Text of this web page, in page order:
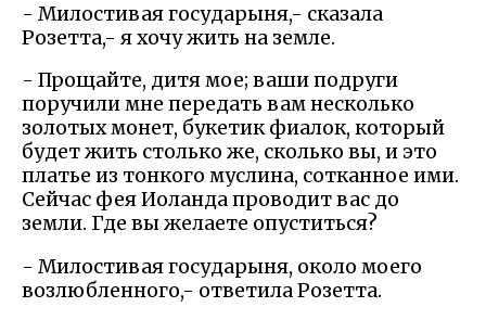
- Милостивая государыня,- сказала
Розетта,- я хочу жить на земле.
- Прощайте, дитя мое; ваши подруги
поручили мне передать вам несколько
золотых монет, букетик фиалок, который
будет жить столько же, сколько вы, и это
платье из тонкого муслина, сотканное ими.
Сейчас фея Иоланда проводит вас до
земли. Где вы желаете опуститься?
- Милостивая государыня, около моего
возлюбленного,- ответила Розетта.